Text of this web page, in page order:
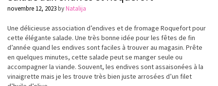
novembre 12, 2023byNatalija
Une délicieuse association d’endives et de fromage Roquefort pour
cette élégante salade. Une très bonne idée pour les fêtes de fin
d’année quand les endives sont faciles à trouver au magasin. Prête
en quelques minutes, cette salade peut se manger seule ou
accompagner la viande. Souvent, les endives sont assaisonées à la
vinaigrette mais je les trouve très bien juste arrosées d’un filet